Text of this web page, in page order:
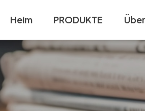
Heim PRODUKTE